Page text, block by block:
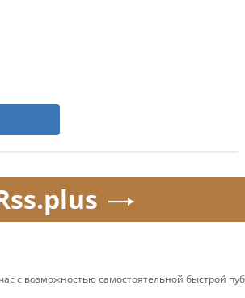
с возможностью самостоятельной быстрой